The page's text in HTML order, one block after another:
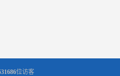
位访客